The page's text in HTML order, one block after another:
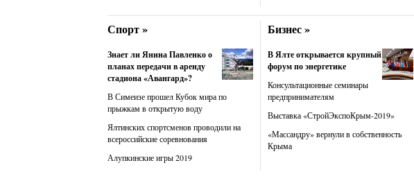
Спорт »
Знает ли Янина Павленко о
планах передачи в аренду
стадиона «Авангард»?
В Симеизе прошел Кубок мира по
прыжкам в открытую воду
Ялтинских спортсменов проводили на
всероссийские соревнования
Алупкинские игры 2019
Бизнес »
В Ялте открывается крупный
форум по энергетике
Консультационные семинары
предпринимателям
Выставка «СтройЭкспоКрым-2019»
«Массандру» вернули в собственность
Крыма